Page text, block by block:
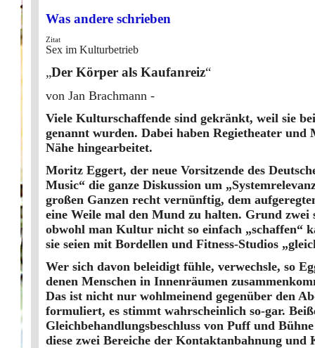
Was andere schrieben
Zitat
Sex im Kulturbetrieb
„Der Körper als Kaufanreiz“
von Jan Brachmann -
Viele Kulturschaffende sind gekränkt, weil sie
genannt wurden. Dabei haben Regietheater
Nähe hingearbeitet.
Moritz Eggert, der neue Vorsitzende des
Music“ die ganze Diskussion um
großen Ganzen recht vernünftig, dem
eine Weile mal den Mund zu halten. Grund
obwohl man Kultur nicht so einfach „schaffen“
sie seien mit Bordellen und Fitness-Studios
Wer sich davon beleidigt fühle, verwechsle, so
denen Menschen in Innenräumen
Das ist nicht nur wohlmeinend gegenüber den
formuliert, es stimmt wahrscheinlich so-gar.
Gleichbehandlungsbeschluss von Puff und
diese zwei Bereiche der Kontaktanbahnung